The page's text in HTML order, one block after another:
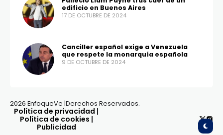
edificio en Buenos Aires
17 DE OCTUBRE DE 2024
Canciller español exige a Venezuela
que respete la monarquía española
9 DE OCTUBRE DE 2024
2026 EnfoqueVe |Derechos Reservados.
Política de privacidad |
Política de cookies |
Publicidad